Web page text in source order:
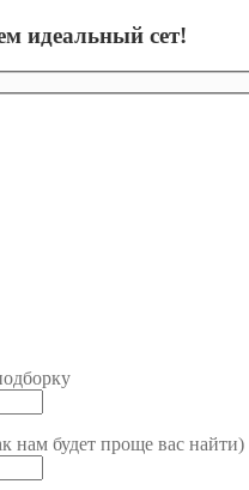
идеальный сет!
нам будет проще вас найти)